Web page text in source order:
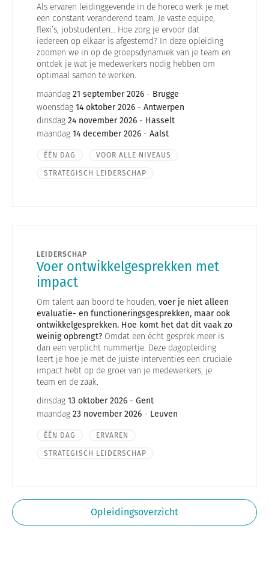
Opleidingsoverzicht
Als ervaren leidinggevende in de horeca werk je met
een constant veranderend team. Je vaste equipe,
flexi’s, jobstudenten… Hoe zorg je ervoor dat
iedereen op elkaar is afgestemd? In deze opleiding
zoomen we in op de groepsdynamiek van je team en
ontdek je wat je medewerkers nodig hebben om
optimaal samen te werken.
maandag 21 september 2026 - Brugge
woensdag 14 oktober 2026 - Antwerpen
dinsdag 24 november 2026 - Hasselt
maandag 14 december 2026 - Aalst
ÉÉN DAG
VOOR ALLE NIVEAUS
STRATEGISCH LEIDERSCHAP
LEIDERSCHAP
Voer ontwikkelgesprekken met
impact
Om talent aan boord te houden, voer je niet alleen
evaluatie- en functioneringsgesprekken, maar ook
ontwikkelgesprekken. Hoe komt het dat dit vaak zo
weinig opbrengt? Omdat een écht gesprek meer is
dan een verplicht nummertje. Deze dagopleiding
leert je hoe je met de juiste interventies een cruciale
impact hebt op de groei van je medewerkers, je
team en de zaak.
dinsdag 13 oktober 2026 - Gent
maandag 23 november 2026 - Leuven
ÉÉN DAG
ERVAREN
STRATEGISCH LEIDERSCHAP